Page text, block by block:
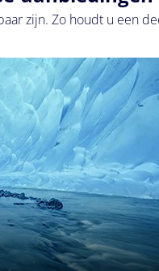
zijn. Zo houdt u een